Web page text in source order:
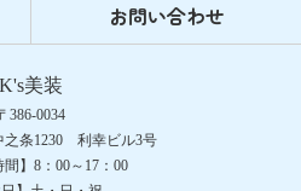
お問い合わせ
K's美装
386-0034
之条1230 利幸ビル3号
間】8：00～17：00